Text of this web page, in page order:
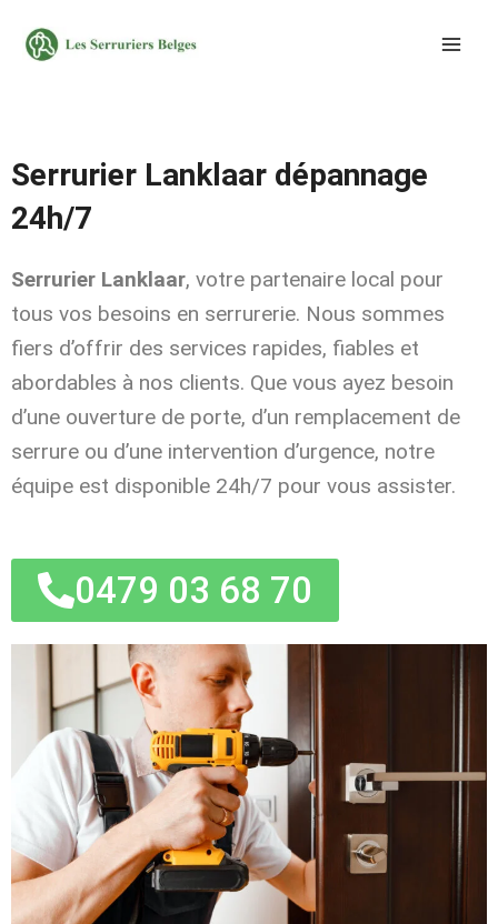
Serrurier Lanklaar dépannage
24h/7
Serrurier Lanklaar, votre partenaire local pour
tous vos besoins en serrurerie. Nous sommes
fiers d’offrir des services rapides, fiables et
abordables à nos clients. Que vous ayez besoin
d’une ouverture de porte, d’un remplacement de
serrure ou d’une intervention d’urgence, notre
équipe est disponible 24h/7 pour vous assister.
0479 03 68 70